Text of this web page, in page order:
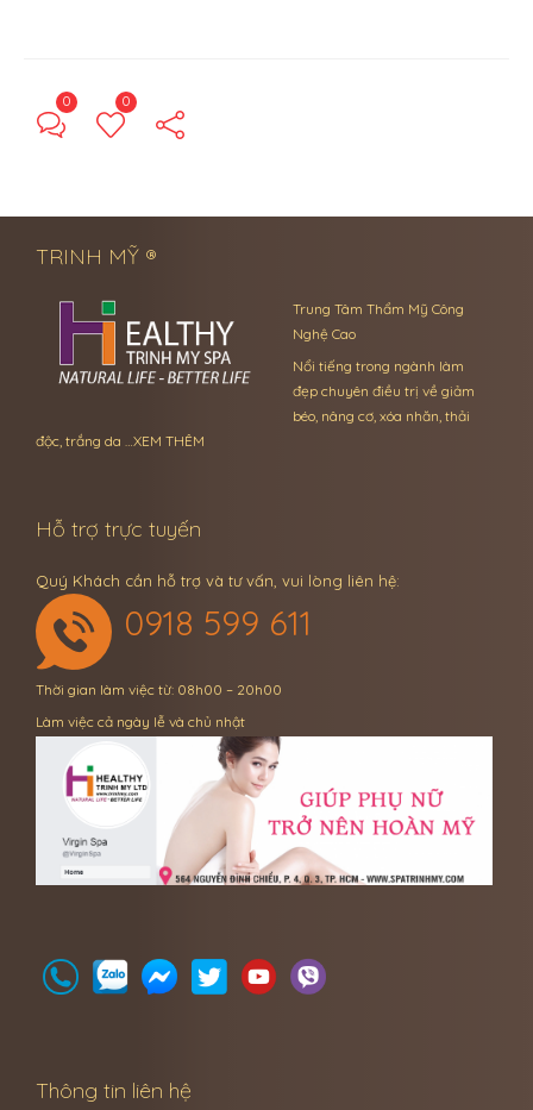
0 0
TRINH MỸ ®
Trung Tâm Thẩm Mỹ Công
Nghệ Cao
Nổi tiếng trong ngành làm
đẹp chuyên điều trị về giảm
béo, nâng cơ, xóa nhăn, thải
độc, trắng da …XEM THÊM
Hỗ trợ trực tuyến
Quý Khách cần hỗ trợ và tư vấn, vui lòng liên hệ:
0918 599 611
Thời gian làm việc từ: 08h00 – 20h00
Làm việc cả ngày lễ và chủ nhật
Thông tin liên hệ